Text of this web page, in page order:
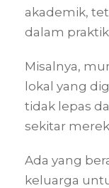
akademik,
dalam
Misalnya,
lokal yang
tidak lepas
sekitar
Ada yang
keluarga